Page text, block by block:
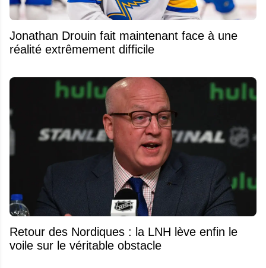
Jonathan Drouin fait maintenant face à une
réalité extrêmement difficile
Retour des Nordiques : la LNH lève enfin le
voile sur le véritable obstacle